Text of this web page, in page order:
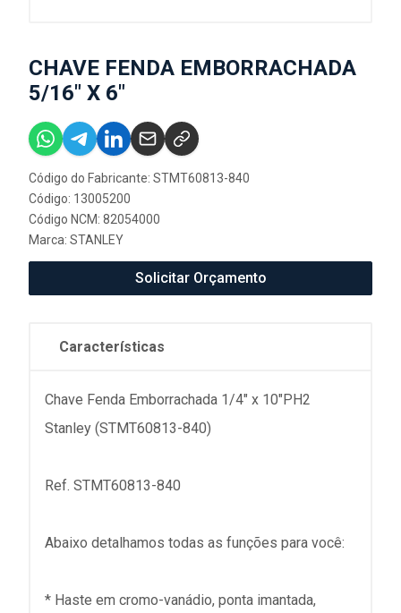
CHAVE FENDA EMBORRACHADA
5/16" X 6"
Código do Fabricante: STMT60813-840
Código: 13005200
Código NCM: 82054000
Marca: STANLEY
Solicitar Orçamento
Características
Chave Fenda Emborrachada 1/4" x 10"PH2
Stanley (STMT60813-840)
Ref. STMT60813-840
Abaixo detalhamos todas as funções para você:
* Haste em cromo-vanádio, ponta imantada,